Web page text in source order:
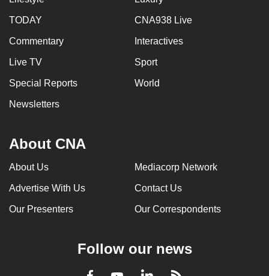
TODAY CNA938 Live
Commentary Interactives
Live TV Sport
Special Reports World
Newsletters
About CNA
About Us Mediacorp Network
Advertise With Us Contact Us
Our Presenters Our Correspondents
Follow our news